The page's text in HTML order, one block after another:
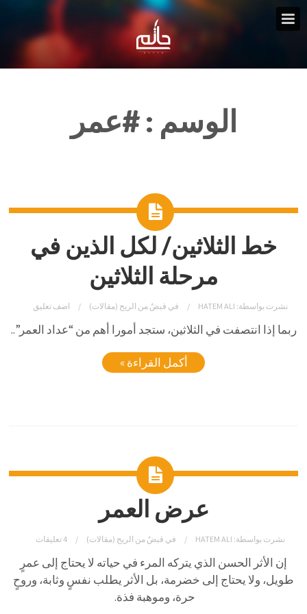
الوسم :#عمر
خط الثلاثين/ لكل الذين في
مرحلة الثلاثين
نشرت بواسطة: HATEM ALI في قبضٌ من الريح (مقالات) اضف تعليق
ربما إذا انتصفت في الثلاثين، ستجد أمورا أهم من “عداد العمر”..
أكمل القراءة »
عرض العمر
نشرت بواسطة: HATEM ALI في قبضٌ من الريح (مقالات) 4 تعليقات
إن الأثر الحسن الذي يتركه المرء في حياته لا يحتاج إلى عمرٍ
طويل، ولا يحتاج إلى خضرمة، بل الأثر يطلب نفسٍ وثابة، وروحٍ
حرة، وموهبة فذة.